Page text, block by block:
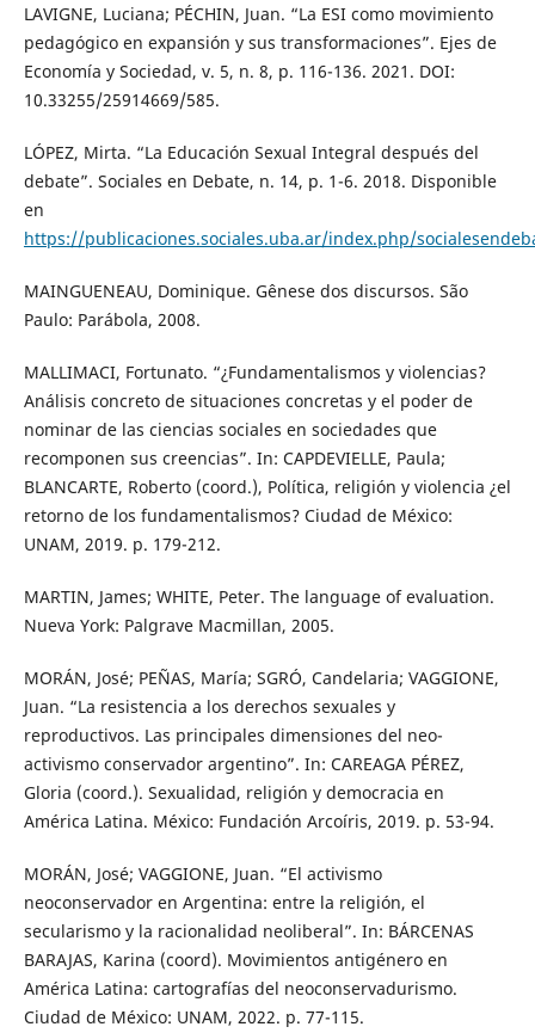
LAVIGNE, Luciana; PÉCHIN, Juan. “La ESI como movimiento
pedagógico en expansión y sus transformaciones”. Ejes de
Economía y Sociedad, v. 5, n. 8, p. 116-136. 2021. DOI:
10.33255/25914669/585.
LÓPEZ, Mirta. “La Educación Sexual Integral después del
debate”. Sociales en Debate, n. 14, p. 1-6. 2018. Disponible
en
https://publicaciones.sociales.uba.ar/index.php/
MAINGUENEAU, Dominique. Gênese dos discursos. São
Paulo: Parábola, 2008.
MALLIMACI, Fortunato. “¿Fundamentalismos y violencias?
Análisis concreto de situaciones concretas y el poder de
nominar de las ciencias sociales en sociedades que
recomponen sus creencias”. In: CAPDEVIELLE, Paula;
BLANCARTE, Roberto (coord.), Política, religión y violencia ¿el
retorno de los fundamentalismos? Ciudad de México:
UNAM, 2019. p. 179-212.
MARTIN, James; WHITE, Peter. The language of evaluation.
Nueva York: Palgrave Macmillan, 2005.
MORÁN, José; PEÑAS, María; SGRÓ, Candelaria; VAGGIONE,
Juan. “La resistencia a los derechos sexuales y
reproductivos. Las principales dimensiones del neo-
activismo conservador argentino”. In: CAREAGA PÉREZ,
Gloria (coord.). Sexualidad, religión y democracia en
América Latina. México: Fundación Arcoíris, 2019. p. 53-94.
MORÁN, José; VAGGIONE, Juan. “El activismo
neoconservador en Argentina: entre la religión, el
secularismo y la racionalidad neoliberal”. In: BÁRCENAS
BARAJAS, Karina (coord). Movimientos antigénero en
América Latina: cartografías del neoconservadurismo.
Ciudad de México: UNAM, 2022. p. 77-115.